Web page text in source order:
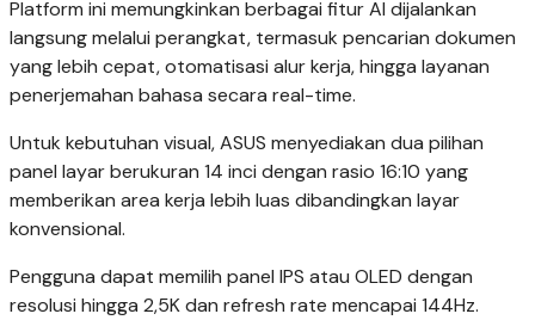
Platform ini memungkinkan berbagai fitur AI dijalankan
langsung melalui perangkat, termasuk pencarian dokumen
yang lebih cepat, otomatisasi alur kerja, hingga layanan
penerjemahan bahasa secara real-time.
Untuk kebutuhan visual, ASUS menyediakan dua pilihan
panel layar berukuran 14 inci dengan rasio 16:10 yang
memberikan area kerja lebih luas dibandingkan layar
konvensional.
Pengguna dapat memilih panel IPS atau OLED dengan
resolusi hingga 2,5K dan refresh rate mencapai 144Hz.